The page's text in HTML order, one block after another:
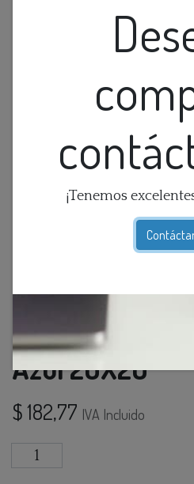
¡Tenemos
Almohadon Mr
Azul 20X20
$ 182,77 IVA Incluido